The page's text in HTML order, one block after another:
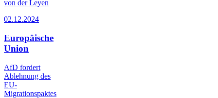
von der Leyen
02.12.2024
Europäische
Union
AfD fordert
Ablehnung des
EU-
Migrationspaktes